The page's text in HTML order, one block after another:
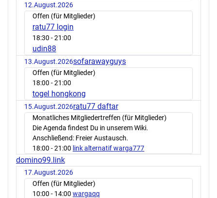
12.August.2026
Offen (für Mitglieder)
ratu77 login
18:30 - 21:00
udin88
13.August.2026sofarawayguys
Offen (für Mitglieder)
18:00 - 21:00
togel hongkong
15.August.2026ratu77 daftar
Monatliches Mitgliedertreffen (für Mitglieder)
Die Agenda findest Du in unserem Wiki.
Anschließend: Freier Austausch.
18:00 - 21:00 link alternatif warga777
domino99.link
17.August.2026
Offen (für Mitglieder)
10:00 - 14:00 wargaqq